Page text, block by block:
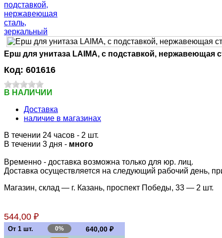
Ерш для унитаза LAIMA, с подставкой, нержавеющая
Код: 601616
В НАЛИЧИИ
Доставка
наличие в магазинах
В течении 24 часов - 2 шт.
В течении 3 дня - много
Временно - доставка возможна только для юр. лиц.
Доставка осуществляется на следующий рабочий день,
Магазин, склад — г. Казань, проспект Победы, 33 — 2 шт.
544,00 ₽
От 1 шт. 0% 640,00 ₽